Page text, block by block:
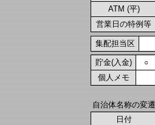
ATM (平)
営業日の特例等
集配担当区
貯金(入金) ○
個人メモ
自治体名称の変遷
日付